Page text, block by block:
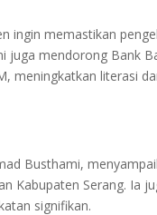
ingin memastikan
juga mendorong Bank
meningkatkan literasi
Busthami,
Kabupaten Serang. Ia
signifikan.